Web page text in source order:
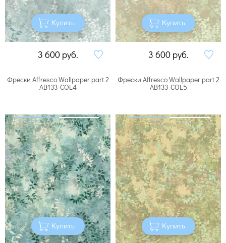
Купить
3 600 руб.
Купить
3 600 руб.
Фрески Affresco Wallpaper part 2
AB133-COL4
Купить
Фрески Affresco Wallpaper part 2
AB133-COL5
Купить